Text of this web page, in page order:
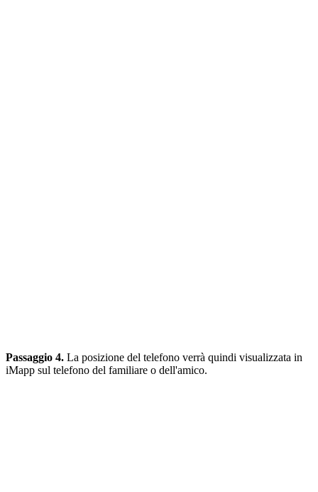
Passaggio 4. La posizione del telefono verrà quindi visualizzata in
iMapp sul telefono del familiare o dell'amico.